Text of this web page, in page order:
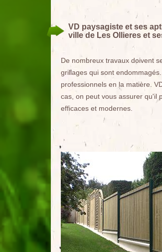
VD paysagiste et ses
ville de Les Ollieres et
De nombreux travaux doivent
grillages qui sont
professionnels en la matière.
cas, on peut vous assurer qu'il
efficaces et modernes.